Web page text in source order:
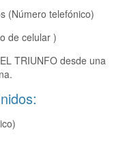
(Número telefónico)
de celular )
TRIUNFO desde una